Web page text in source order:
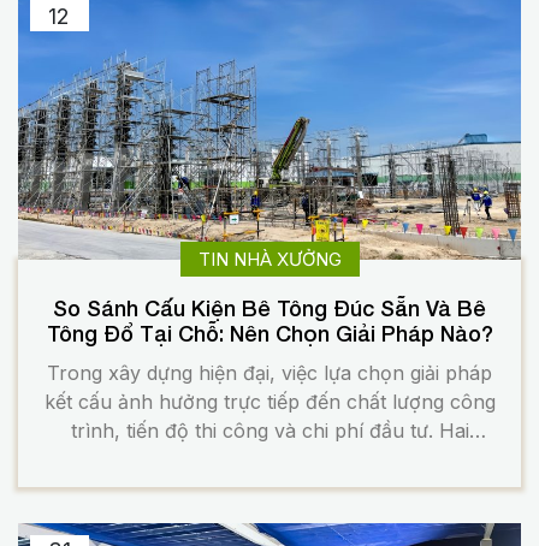
TIN NHÀ XƯỞNG
12
So Sánh Cấu Kiện Bê Tông Đúc Sẵn Và Bê
Tông Đổ Tại Chỗ: Nên Chọn Giải Pháp Nào?
Trong xây dựng hiện đại, việc lựa chọn giải pháp
kết cấu ảnh hưởng trực tiếp đến chất lượng công
trình, tiến độ thi công và chi phí đầu tư. Hai
tông đúc sẵn và bê tông đổ tại chỗ. Mỗi giải pháp
đều […]